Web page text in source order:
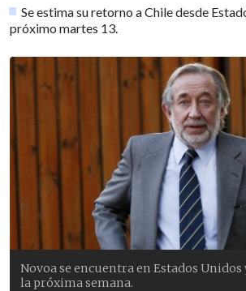
Se estima su retorno a Chile desde
próximo martes 13.
Novoa se encuentra en Estados Unidos
la próxima semana.